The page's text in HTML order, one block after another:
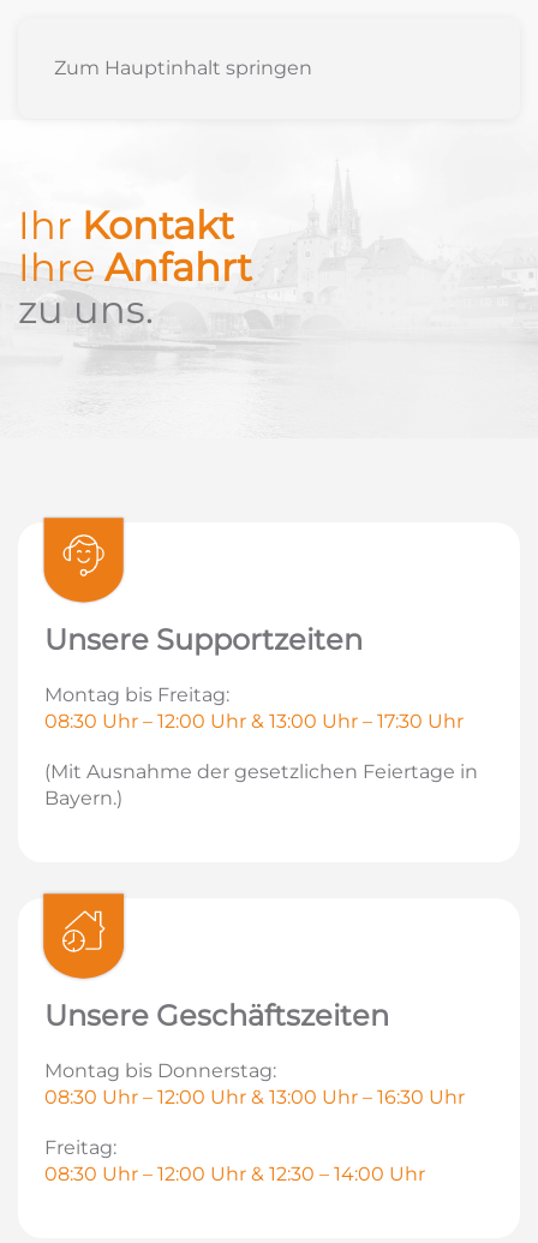
Zum Hauptinhalt springen
Ihr Kontakt
IhreAnfahrt
zu uns.
Unsere Supportzeiten
Montag bis Freitag:
08:30 Uhr – 12:00 Uhr & 13:00 Uhr – 17:30 Uhr
(Mit Ausnahme der gesetzlichen Feiertage in
Bayern.)
Unsere Geschäftszeiten
Montag bis Donnerstag:
08:30 Uhr – 12:00 Uhr & 13:00 Uhr – 16:30 Uhr
Freitag:
08:30 Uhr – 12:00 Uhr & 12:30 – 14:00 Uhr